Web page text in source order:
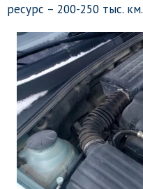
ресурс – 200-250 тыс. км.